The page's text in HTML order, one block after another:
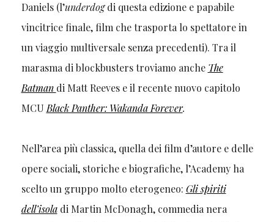
Daniels (l’underdogdi questa edizione e papabile
vincitrice finale, film che trasporta lo spettatore in
un viaggio multiversale senza precedenti). Tra il
marasma di blockbusters troviamo anche The
Batman di Matt Reeves e il recente nuovo capitolo
MCUBlack Panther: Wakanda Forever.
Nell’area più classica, quella dei film d’autore e delle
opere sociali, storiche e biografiche, l’Academy ha
scelto un gruppo molto eterogeneo: Gli spiriti
dell’isola di Martin McDonagh, commedia nera